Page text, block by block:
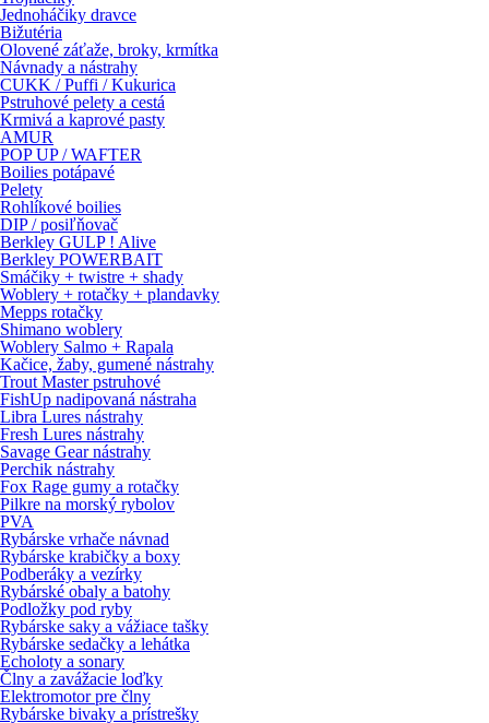
Jednoháčiky dravce
Bižutéria
Olovené záťaže, broky, krmítka
Návnady a nástrahy
CUKK / Puffi / Kukurica
Pstruhové pelety a cestá
Krmivá a kaprové pasty
AMUR
POP UP / WAFTER
Boilies potápavé
Pelety
Rohlíkové boilies
DIP / posiľňovač
Berkley GULP ! Alive
Berkley POWERBAIT
Smáčiky + twistre + shady
Woblery + rotačky + plandavky
Mepps rotačky
Shimano woblery
Woblery Salmo + Rapala
Kačice, žaby, gumené nástrahy
Trout Master pstruhové
FishUp nadipovaná nástraha
Libra Lures nástrahy
Fresh Lures nástrahy
Savage Gear nástrahy
Perchik nástrahy
Fox Rage gumy a rotačky
Pilkre na morský rybolov
PVA
Rybárske vrhače návnad
Rybárske krabičky a boxy
Podberáky a vezírky
Rybárské obaly a batohy
Podložky pod ryby
Rybárske saky a vážiace tašky
Rybárske sedačky a lehátka
Echoloty a sonary
Člny a zavážacie loďky
Elektromotor pre člny
Rybárske bivaky a prístrešky